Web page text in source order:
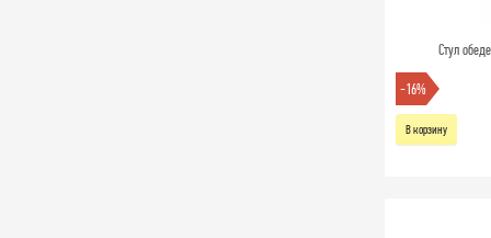
Стул
-16%
В корзину